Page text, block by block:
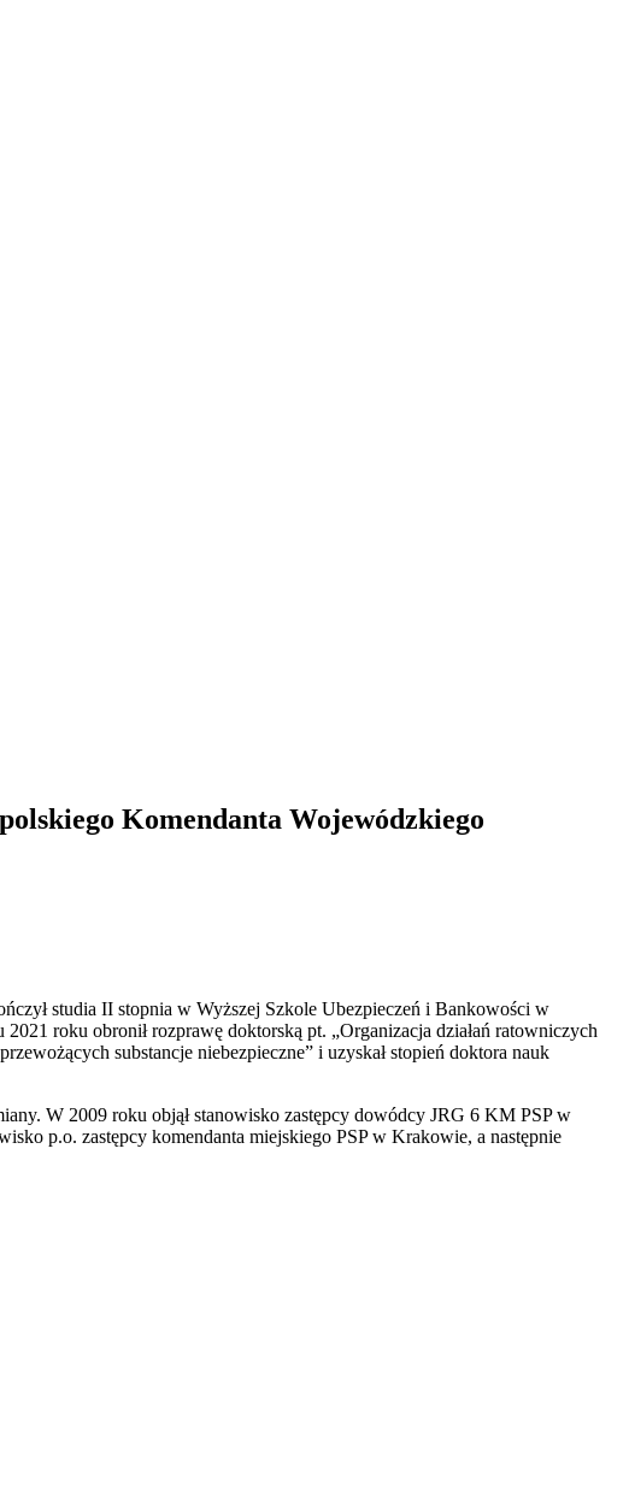
Komendanta Wojewódzkiego
studia II stopnia w Wyższej Szkole Ubezpieczeń i Bankowości w
roku obronił rozprawę doktorską pt. „Organizacja działań ratowniczych
substancje niebezpieczne” i uzyskał stopień doktora nauk
W 2009 roku objął stanowisko zastępcy dowódcy JRG 6 KM PSP w
p.o. zastępcy komendanta miejskiego PSP w Krakowie, a następnie